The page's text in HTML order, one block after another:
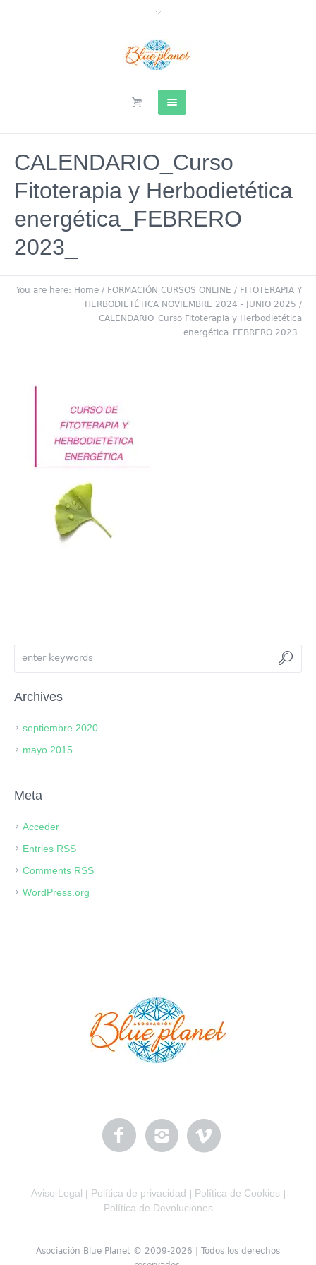
CALENDARIO_Curso
Fitoterapia y Herbodietética
energética_FEBRERO
2023_
You are here: Home / FORMACIÓN CURSOS ONLINE / FITOTERAPIA Y
HERBODIETÉTICA NOVIEMBRE 2024 - JUNIO 2025 /
CALENDARIO_Curso Fitoterapia y Herbodietética
energética_FEBRERO 2023_
Archives
septiembre 2020
mayo 2015
Meta
Acceder
Entries RSS
Comments RSS
WordPress.org
Aviso Legal Política de privacidad Política de Cookies
Política de Devoluciones
Asociación Blue Planet © 2009-2026 | Todos los derechos